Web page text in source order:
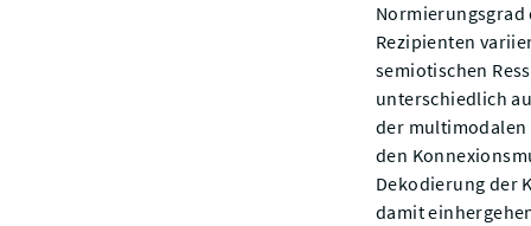
Rezipienten
semiotischen
unterschiedlich
der multimodalen
den
Dekodierung der
damit